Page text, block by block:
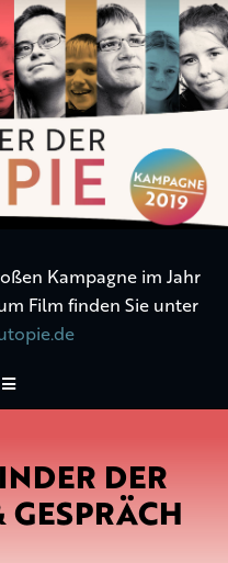
Kampagne im Jahr
Film finden Sie unter
DER